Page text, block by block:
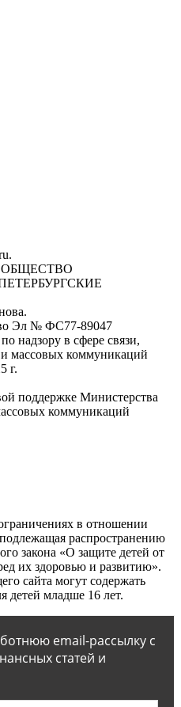
ОБЩЕСТВО
Эл № ФС77-89047
надзору в сфере связи,
массовых коммуникаций
г.
поддержке Министерства
коммуникаций
в отношении
распространению
закона «О защите детей от
их здоровью и развитию».
сайта могут содержать
младше 16 лет.
email-рассылку с
статей и